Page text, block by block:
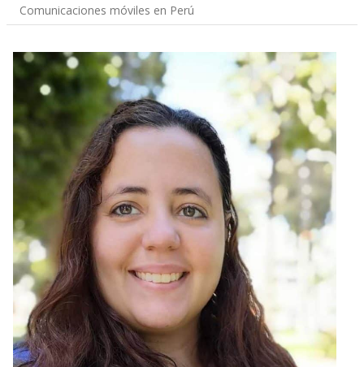
Comunicaciones móviles en Perú